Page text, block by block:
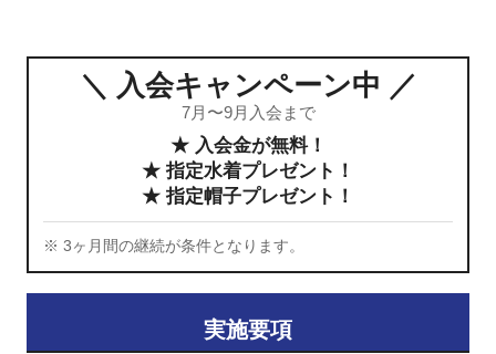
＼ 入会キャンペーン中 ／
7月〜9月入会まで
★ 入会金が無料！
★ 指定水着プレゼント！
★ 指定帽子プレゼント！
※ 3ヶ月間の継続が条件となります。
実施要項